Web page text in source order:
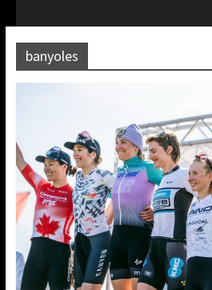
banyoles